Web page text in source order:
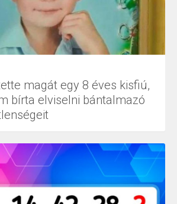
magát egy 8 éves kisfiú,
bírta elviselni bántalmazó